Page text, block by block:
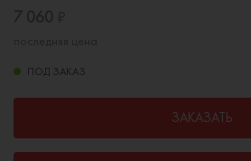
ПОД ЗАКАЗ
ЗАКАЗАТЬ